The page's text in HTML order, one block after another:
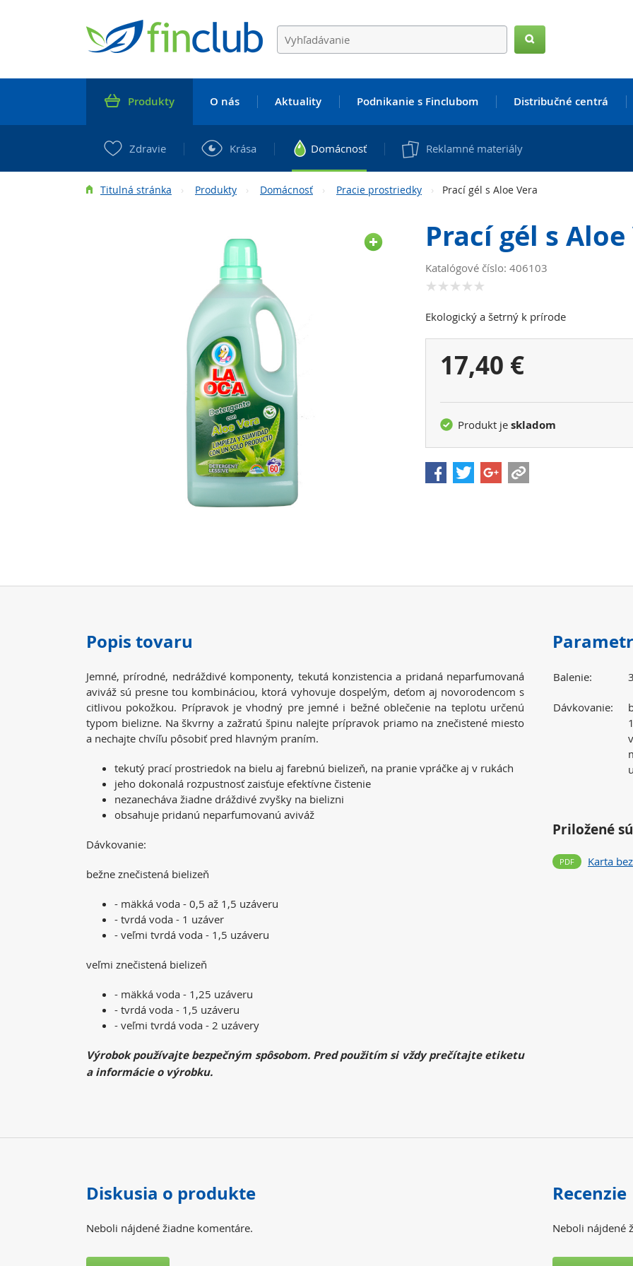
Produkty O nás Aktuality Podnikanie s Finclubom Distribučné centrá
Zdravie Krása Domácnosť Reklamné materiály
Titulná stránka Produkty Domácnosť Pracie prostriedky Prací gél s Aloe Vera
Prací gél s
Katalógové číslo: 406103
Ekologický a šetrný k prírode
Vaša
17,40 €
Produkt je skladom
Popis tovaru
Jemné, prírodné, nedráždivé komponenty, tekutá konzistencia a pridaná neparfumovaná
aviváž sú presne tou kombináciou, ktorá vyhovuje dospelým, deťom aj novorodencom s
citlivou pokožkou. Prípravok je vhodný pre jemné i bežné oblečenie na teplotu určenú
typom bielizne. Na škvrny a zažratú špinu nalejte prípravok priamo na znečistené miesto
a nechajte chvíľu pôsobiť pred hlavným praním.
tekutý prací prostriedok na bielu aj farebnú bielizeň, na pranie vpráčke aj v rukách
jeho dokonalá rozpustnosť zaisťuje efektívne čistenie
nezanecháva žiadne dráždivé zvyšky na bielizni
obsahuje pridanú neparfumovanú aviváž
Dávkovanie:
bežne znečistená bielizeň
- mäkká voda - 0,5 až 1,5 uzáveru
- tvrdá voda - 1 uzáver
- veľmi tvrdá voda - 1,5 uzáveru
veľmi znečistená bielizeň
- mäkká voda - 1,25 uzáveru
- tvrdá voda - 1,5 uzáveru
- veľmi tvrdá voda - 2 uzávery
Výrobok používajte bezpečným spôsobom. Pred použitím si vždy prečítajte etiketu
a informácie o výrobku.
Balenie:
Dávkovanie:
Priložené
Karta
Diskusia o produkte
Neboli nájdené žiadne komentáre.
Recenzie
Neboli nájdené